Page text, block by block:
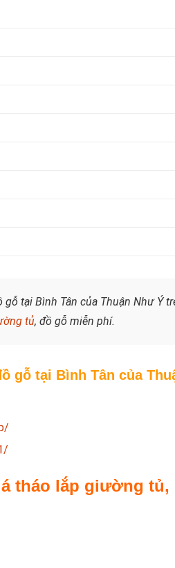
tại Bình Tân của Thuận Như Ý
tủ, đồ gỗ miễn phí.
gỗ tại Bình Tân của
tháo lắp giường